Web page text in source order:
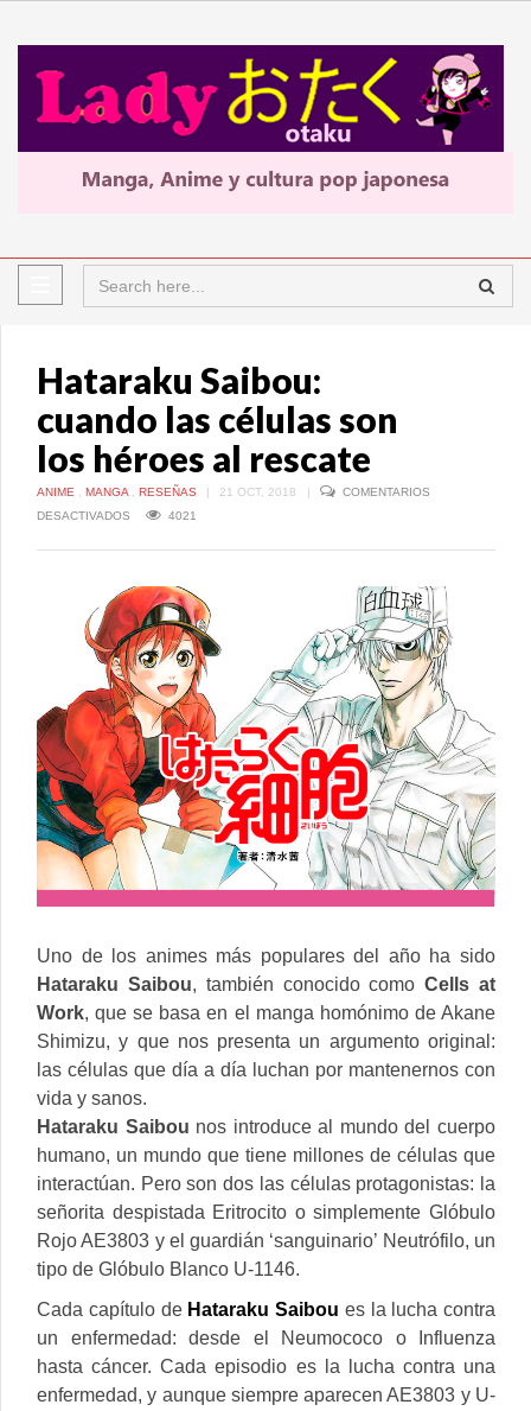
Hataraku Saibou:
cuando las células son
los héroes al rescate
ANIME , MANGA , RESEÑAS | 21 OCT, 2018 |
COMENTARIOS
DESACTIVADOS
CÉLULAS
SON
LOS
HÉROES
AL
RESCATE
4021
Uno de los animes más populares del año ha sido
Hataraku Saibou, también conocido comoCells at
Work, que se basa en el manga homónimo de Akane
Shimizu, y que nos presenta un argumento original:
las células que día a día luchan por mantenernos con
vida y sanos.
Hataraku Saibou nos introduce al mundo del cuerpo
humano, un mundo que tiene millones de células que
interactúan. Pero son dos las células protagonistas: la
señorita despistada Eritrocito o simplemente Glóbulo
Rojo AE3803 y el guardián ‘sanguinario’ Neutrófilo, un
tipo de Glóbulo Blanco U-1146.
Cada capítulo de Hataraku Saibou es la lucha contra
un enfermedad: desde el Neumococo o Influenza
hasta cáncer. Cada episodio es la lucha contra una
enfermedad, y aunque siempre aparecen AE3803 y U-